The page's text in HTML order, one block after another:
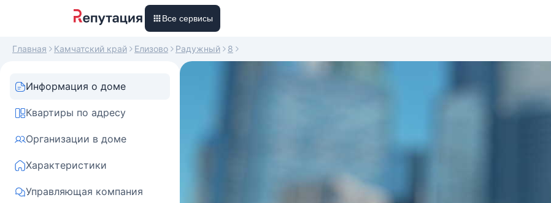
Все сервисы
Главная Камчатский край Елизово Радужный 8
Информация о доме
Квартиры по адресу
Организации в доме
Характеристики
Управляющая компания